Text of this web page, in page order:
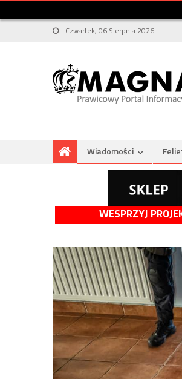
Czwartek, 06 Sierpnia 2026
Wiadomości
WESPRZYJ